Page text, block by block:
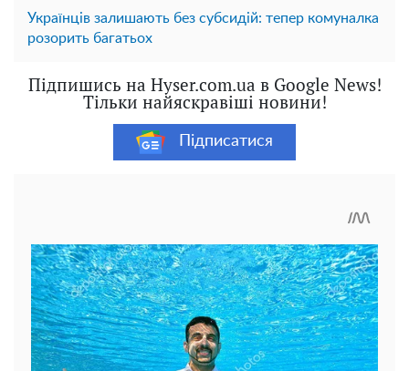
Українців залишають без субсидій: тепер комуналка
розорить багатьох
Підпишись на Hyser.com.ua в Google News!
Тільки найяскравіші новини!
Підписатися